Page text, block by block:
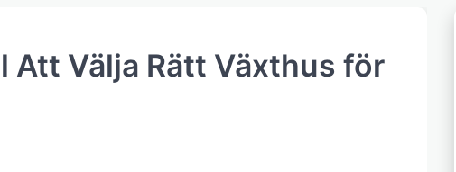
Att Välja Rätt Växthus för